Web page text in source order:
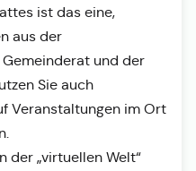
ist das eine,
aus der
und der
Sie auch
Veranstaltungen im Ort
der „virtuellen Welt“